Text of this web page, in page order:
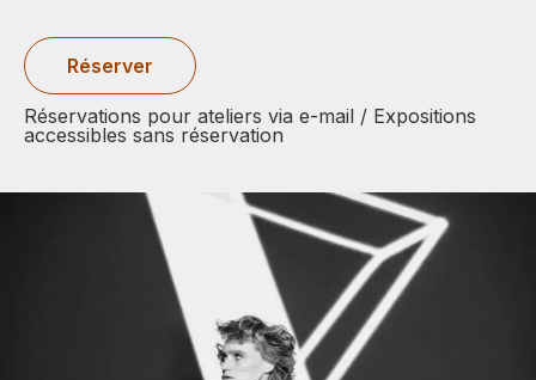
Réserver
Réservations pour ateliers via e-mail / Expositions
accessibles sans réservation